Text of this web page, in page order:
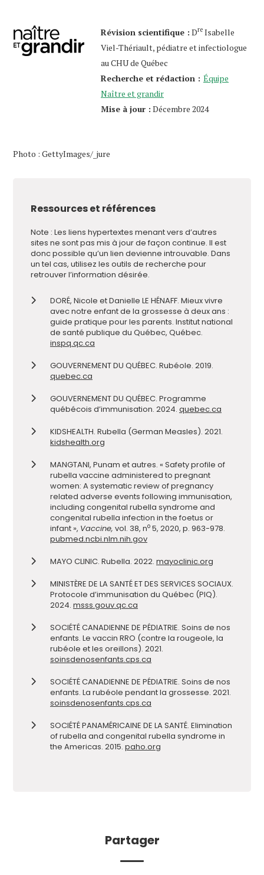
Révision scientifique : Dre Isabelle
Viel-Thériault, pédiatre et infectiologue
au CHU de Québec
Recherche et rédaction : Équipe
Naître et grandir
Mise à jour : Décembre 2024
Photo : GettyImages/_jure
Ressources et références
Note : Les liens hypertextes menant vers d’autres
sites ne sont pas mis à jour de façon continue. Il est
donc possible qu’un lien devienne introuvable. Dans
un tel cas, utilisez les outils de recherche pour
retrouver l’information désirée.
DORÉ, Nicole et Danielle LE HÉNAFF. Mieux vivre
avec notre enfant de la grossesse à deux ans :
guide pratique pour les parents. Institut national
de santé publique du Québec, Québec.
inspq.qc.ca
GOUVERNEMENT DU QUÉBEC. Rubéole. 2019.
quebec.ca
GOUVERNEMENT DU QUÉBEC. Programme
québécois d’immunisation. 2024. quebec.ca
KIDSHEALTH. Rubella (German Measles). 2021.
kidshealth.org
MANGTANI, Punam et autres. « Safety profile of
rubella vaccine administered to pregnant
women: A systematic review of pregnancy
related adverse events following immunisation,
including congenital rubella syndrome and
congenital rubella infection in the foetus or
infant », Vaccine, vol. 38, no 5, 2020, p. 963-978.
pubmed.ncbi.nlm.nih.gov
MAYO CLINIC. Rubella. 2022. mayoclinic.org
MINISTÈRE DE LA SANTÉ ET DES SERVICES SOCIAUX.
Protocole d’immunisation du Québec (PIQ).
2024. msss.gouv.qc.ca
SOCIÉTÉ CANADIENNE DE PÉDIATRIE. Soins de nos
enfants. Le vaccin RRO (contre la rougeole, la
rubéole et les oreillons). 2021.
soinsdenosenfants.cps.ca
SOCIÉTÉ CANADIENNE DE PÉDIATRIE. Soins de nos
enfants. La rubéole pendant la grossesse. 2021.
soinsdenosenfants.cps.ca
SOCIÉTÉ PANAMÉRICAINE DE LA SANTÉ. Elimination
of rubella and congenital rubella syndrome in
the Americas. 2015. paho.org
Partager